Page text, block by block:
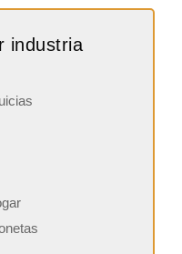
industria